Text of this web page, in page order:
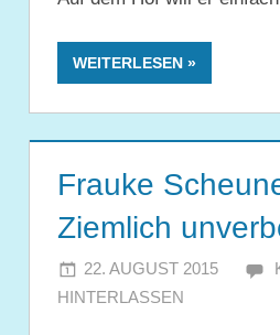
WEITERLESEN
Frauke
Ziemlich
22. AUGUST 2015
HINTERLASSEN